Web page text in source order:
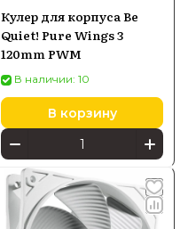
Кулер для корпуса Be
Quiet! Pure Wings 3
120mm PWM
В наличии: 10
В корзину